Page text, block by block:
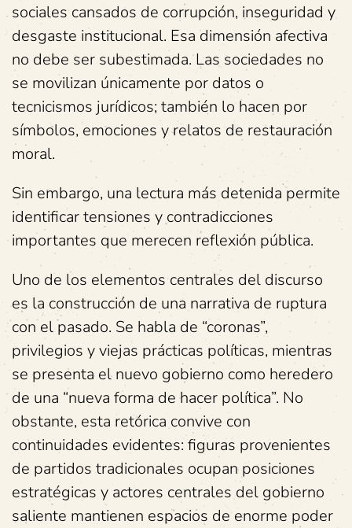
sociales cansados de corrupción, inseguridad y
desgaste institucional. Esa dimensión afectiva
no debe ser subestimada. Las sociedades no
se movilizan únicamente por datos o
tecnicismos jurídicos; también lo hacen por
símbolos, emociones y relatos de restauración
moral.
Sin embargo, una lectura más detenida permite
identificar tensiones y contradicciones
importantes que merecen reflexión pública.
Uno de los elementos centrales del discurso
es la construcción de una narrativa de ruptura
con el pasado. Se habla de “coronas”,
privilegios y viejas prácticas políticas, mientras
se presenta el nuevo gobierno como heredero
de una “nueva forma de hacer política”. No
obstante, esta retórica convive con
continuidades evidentes: figuras provenientes
de partidos tradicionales ocupan posiciones
estratégicas y actores centrales del gobierno
saliente mantienen espacios de enorme poder